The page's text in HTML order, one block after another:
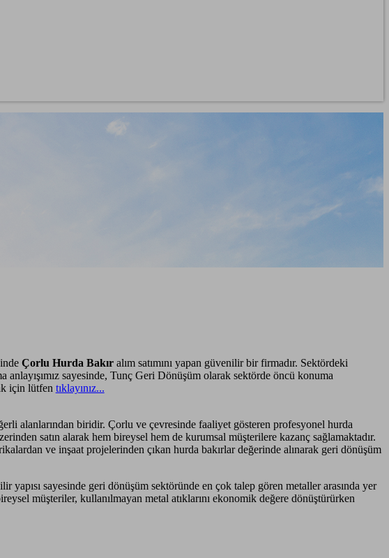
Çorlu Hurda Bakır alım satımını yapan güvenilir bir firmadır. Sektördeki
anlayışımız sayesinde, Tunç Geri Dönüşüm olarak sektörde öncü konuma
için lütfen tıklayınız...
alanlarından biridir. Çorlu ve çevresinde faaliyet gösteren profesyonel hurda
satın alarak hem bireysel hem de kurumsal müşterilere kazanç sağlamaktadır.
ve inşaat projelerinden çıkan hurda bakırlar değerinde alınarak geri dönüşüm
sayesinde geri dönüşüm sektöründe en çok talep gören metaller arasında yer
müşteriler, kullanılmayan metal atıklarını ekonomik değere dönüştürürken